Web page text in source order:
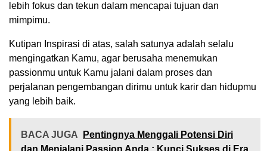
lebih fokus dan tekun dalam mencapai tujuan dan
mimpimu.
Kutipan Inspirasi di atas, salah satunya adalah selalu
mengingatkan Kamu, agar berusaha menemukan
passionmu untuk Kamu jalani dalam proses dan
perjalanan pengembangan dirimu untuk karir dan hidupmu
yang lebih baik.
BACA JUGA
Pentingnya Menggali Potensi Diri